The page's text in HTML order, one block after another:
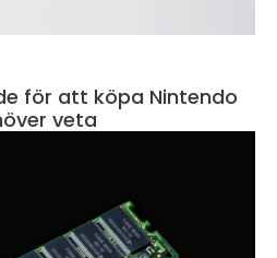
för att köpa Nintendo
veta